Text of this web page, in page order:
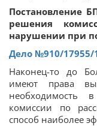
Постановление
решения
нарушении при
Дело №910/17955/
Наконец-то до
имеют права
необходимость
комиссии по
способ наиболее